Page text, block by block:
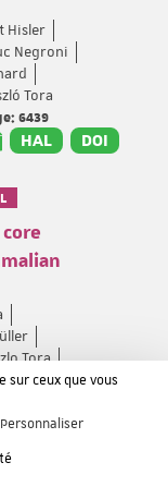
Hisler
Negroni
Tora
6439
HAL DOI
Tora
sur ceux que vous
Personnaliser